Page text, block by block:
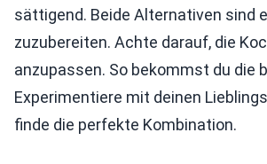
sättigend. Beide Alternativen sind
zuzubereiten. Achte darauf, die
anzupassen. So bekommst du die
Experimentiere mit deinen
finde die perfekte Kombination.